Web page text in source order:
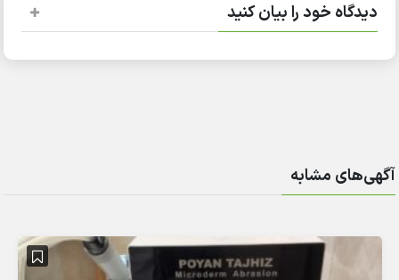
دیدگاه خود را بیان کنید
آگهی‌های مشابه